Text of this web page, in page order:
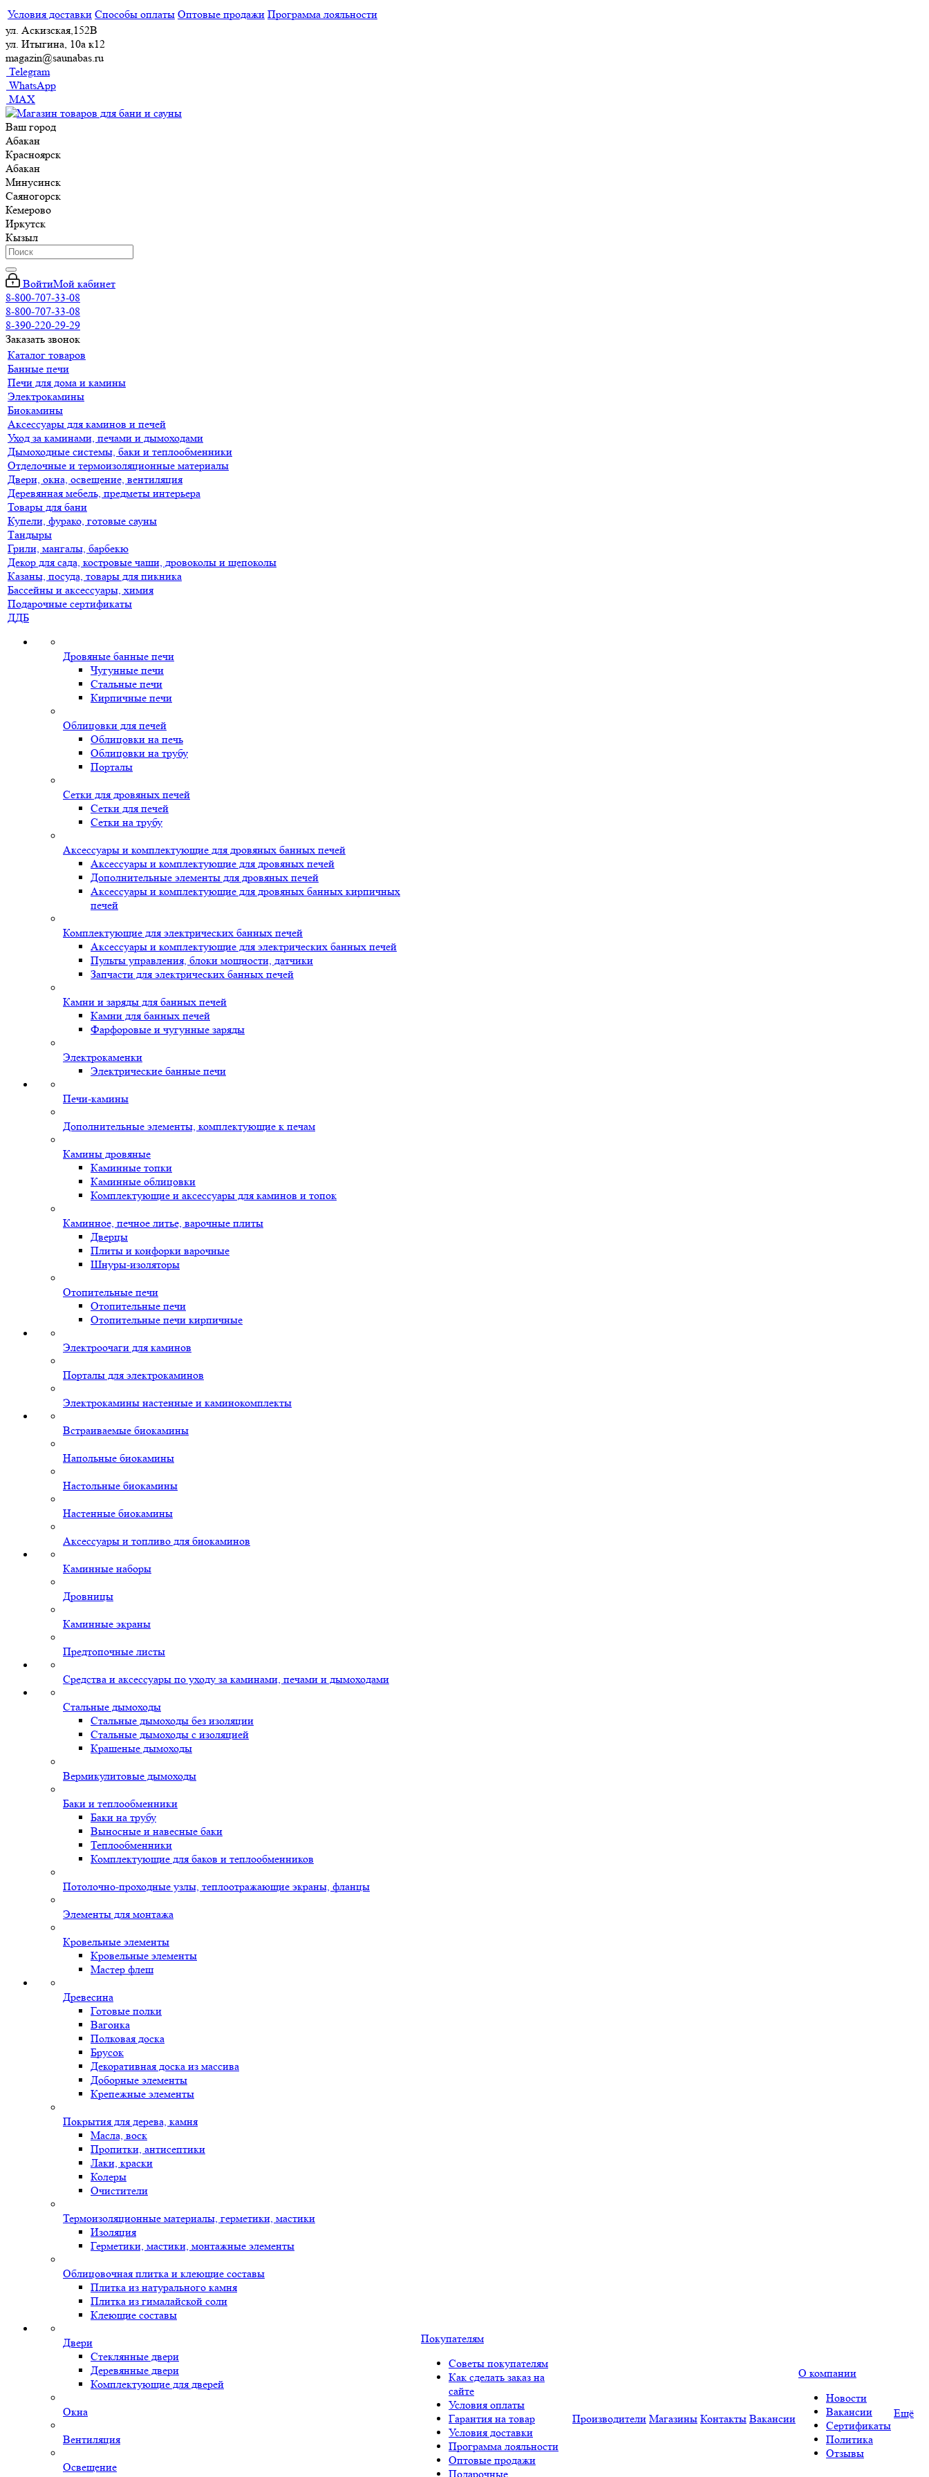
Условия доставки Способы оплаты Оптовые продажи Программа лояльности
ул. Аскизская,152В
ул. Итыгина, 10а к12
magazin@saunabas.ru
Telegram
WhatsApp
MAX
Ваш город
Абакан
Красноярск
Абакан
Минусинск
Саяногорск
Кемерово
Иркутск
Кызыл
ВойтиМой кабинет
8-800-707-33-08
8-800-707-33-08
8-390-220-29-29
Заказать звонок
Каталог товаров
Банные печи
Печи для дома и камины
Электрокамины
Биокамины
Аксессуары для каминов и печей
Уход за каминами, печами и дымоходами
Дымоходные системы, баки и теплообменники
Отделочные и термоизоляционные материалы
Двери, окна, освещение, вентиляция
Деревянная мебель, предметы интерьера
Товары для бани
Купели, фурако, готовые сауны
Тандыры
Грили, мангалы, барбекю
Декор для сада, костровые чаши, дровоколы и щепоколы
Казаны, посуда, товары для пикника
Бассейны и аксессуары, химия
Подарочные сертификаты
ДДБ
Дровяные банные печи
Чугунные печи
Стальные печи
Кирпичные печи
Облицовки для печей
Облицовки на печь
Облицовки на трубу
Порталы
Сетки для дровяных печей
Сетки для печей
Сетки на трубу
Аксессуары и комплектующие для дровяных банных печей
Аксессуары и комплектующие для дровяных печей
Дополнительные элементы для дровяных печей
Аксессуары и комплектующие для дровяных банных кирпичных
печей
Комплектующие для электрических банных печей
Аксессуары и комплектующие для электрических банных печей
Пульты управления, блоки мощности, датчики
Запчасти для электрических банных печей
Камни и заряды для банных печей
Камни для банных печей
Фарфоровые и чугунные заряды
Электрокаменки
Электрические банные печи
Печи-камины
Дополнительные элементы, комплектующие к печам
Камины дровяные
Каминные топки
Каминные облицовки
Комплектующие и аксессуары для каминов и топок
Каминное, печное литье, варочные плиты
Дверцы
Плиты и конфорки варочные
Шнуры-изоляторы
Отопительные печи
Отопительные печи
Отопительные печи кирпичные
Электроочаги для каминов
Порталы для электрокаминов
Электрокамины настенные и каминокомплекты
Встраиваемые биокамины
Напольные биокамины
Настольные биокамины
Настенные биокамины
Аксессуары и топливо для биокаминов
Каминные наборы
Дровницы
Каминные экраны
Предтопочные листы
Средства и аксессуары по уходу за каминами, печами и дымоходами
Стальные дымоходы
Стальные дымоходы без изоляции
Стальные дымоходы с изоляцией
Крашеные дымоходы
Вермикулитовые дымоходы
Баки и теплообменники
Баки на трубу
Выносные и навесные баки
Теплообменники
Комплектующие для баков и теплообменников
Потолочно-проходные узлы, теплоотражающие экраны, фланцы
Элементы для монтажа
Кровельные элементы
Кровельные элементы
Мастер флеш
Древесина
Готовые полки
Вагонка
Полковая доска
Брусок
Декоративная доска из массива
Доборные элементы
Крепежные элементы
Покрытия для дерева, камня
Масла, воск
Пропитки, антисептики
Лаки, краски
Колеры
Очистители
Термоизоляционные материалы, герметики, мастики
Изоляция
Герметики, мастики, монтажные элементы
Облицовочная плитка и клеющие составы
Плитка из натурального камня
Плитка из гималайской соли
Клеющие составы
Двери
Стеклянные двери
Деревянные двери
Комплектующие для дверей
Окна
Вентиляция
Освещение
Покупателям
Советы покупателям
Как сделать заказ на
сайте
Условия оплаты
Гарантия на товар
Условия доставки
Программа лояльности
Оптовые продажи
Подарочные
Производители Магазины Контакты Вакансии
О компании
Новости
Вакансии
Сертификаты
Политика
Отзывы
Ещё